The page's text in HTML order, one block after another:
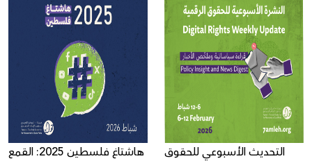
هاشتاغ فلسطين 2025: القمع
التحديث الأسبوعي للحقوق